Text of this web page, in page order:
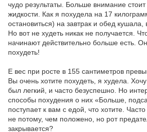
чудо результаты. Больше внимание
жидкости. Как я похудела на 17
остановиться) на завтрак и обед кушала,
Но вот не худеть никак не получается.
начинают действительно больше есть.
похудеть!
Е вес при росте в 155 сантиметров
Вы очень хотите похудеть, я худела.
был легкий, и часто безуспешно. Но
способы похудения о них «Больше,
поступает к вам с едой, что хотите.
не потому, чем положено, но рот
закрывается?